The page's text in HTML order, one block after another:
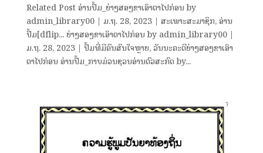
Related Post ອ່ານປຶ້ມ_ຍ່າງສອງຂາເອົາຕາໄປກ່ອນ by
admin_library00 | ມ.ຖ. 28, 2023 | ສະເພາະສະມາຊິກ, ອ່ານ
ປຶ້ມ[dflip... ຍ່າງສອງຂາເອົາຕາໄປກ່ອນ by admin_library00 |
ມ.ຖ. 28, 2023 | ປຶ້ມທີ່ມີຄົນສົນໃຈຫຼາຍ, ວັນນະຄະດີຍ່າງສອງຂາເອົາ
ຕາໄປກ່ອນ ອ່ານປຶ້ມ_ກາບມ່ວນຊວນອ່ານຕົວສະກົດ by...